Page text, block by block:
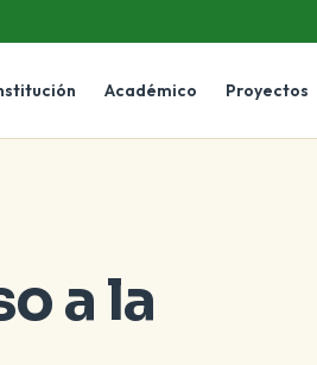
Académico Proyectos
a la